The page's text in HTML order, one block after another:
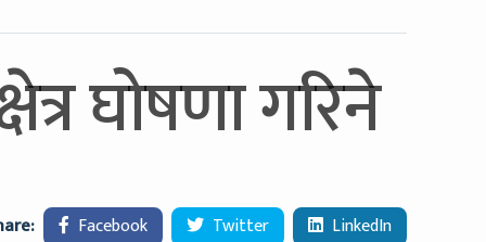
घोषणा गरिने
Facebook Twitter LinkedIn